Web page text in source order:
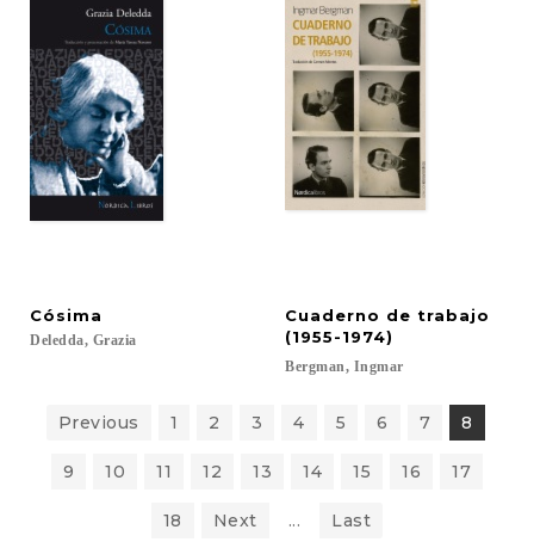
Cósima
Deledda, Grazia
Cuaderno de trabajo
(1955-1974)
Bergman, Ingmar
Previous 1 2 3 4 5 6 7 8
9 10 11 12 13 14 15 16 17
18 Next ... Last